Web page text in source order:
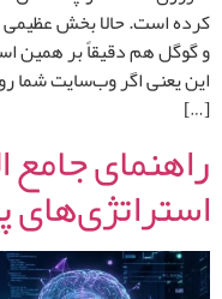
کرده است. حالا بخش عظیمی
و گوگل هم دقیقاً بر همین
این یعنی اگر وب‌سایت شما
[…]
راهنمای
استراتژی‌های